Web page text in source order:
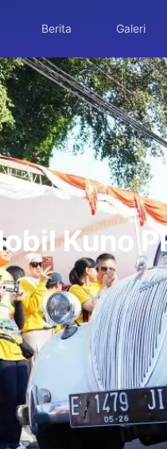
Berita Galeri
Kuno